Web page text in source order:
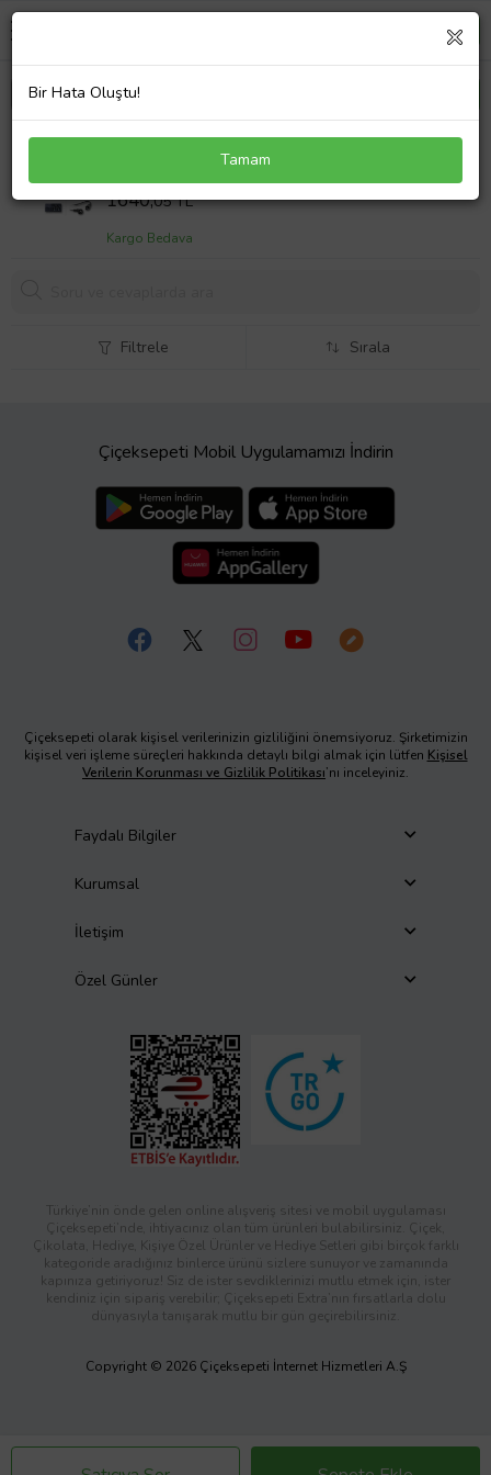
Hp Pavilion dv7-2125eg Notebook Adaptör Laptop
Sepet Fiyatı
1640,05 TL
Kargo Bedava
Filtrele Sırala
Çiçeksepeti Mobil Uygulamamızı İndirin
Çiçeksepeti olarak kişisel verilerinizin gizliliğini önemsiyoruz. Şirketimizin
kişisel veri işleme süreçleri hakkında detaylı bilgi almak için lütfen Kişisel
Verilerin Korunması ve Gizlilik Politikası’nı inceleyiniz.
Faydalı Bilgiler
Kurumsal
İletişim
Özel Günler
Türkiye’nin önde gelen online alışveriş sitesi ve mobil uygulaması
Çiçeksepeti’nde, ihtiyacınız olan tüm ürünleri bulabilirsiniz. Çiçek,
Çikolata, Hediye, Kişiye Özel Ürünler ve Hediye Setleri gibi birçok farklı
kategoride aradığınız binlerce ürünü sizlere sunuyor ve zamanında
kapınıza getiriyoruz! Siz de ister sevdiklerinizi mutlu etmek için, ister
kendiniz için sipariş verebilir; Çiçeksepeti Extra’nın fırsatlarla dolu
dünyasıyla tanışarak mutlu bir gün geçirebilirsiniz.
Copyright © 2026 Çiçeksepeti İnternet Hizmetleri A.Ş
Bir Hata Oluştu!
Tamam